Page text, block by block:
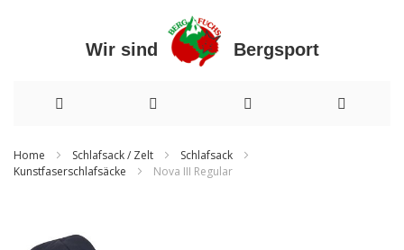
Wir sind Bergsport
zum
Home Schlafsack / Zelt
Schlafsack
Kunstfaserschlafsäcke
Nova III Regular